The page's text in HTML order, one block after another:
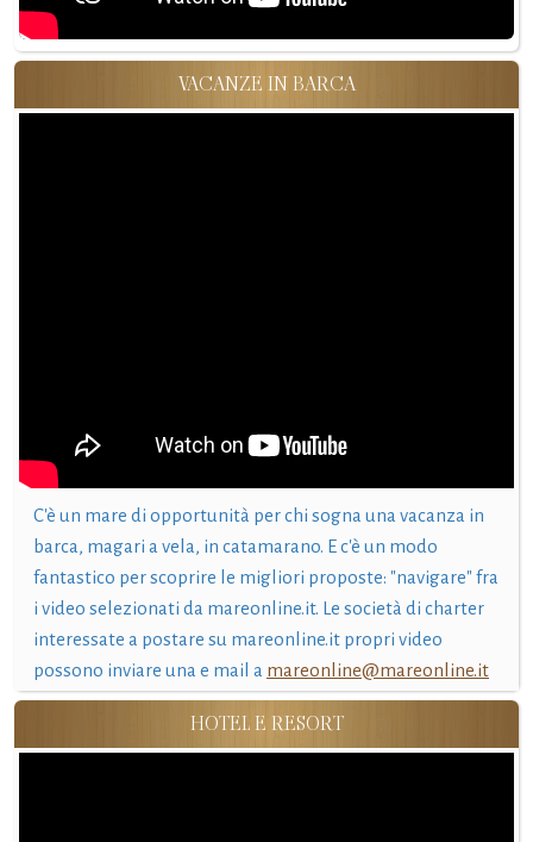
VACANZE IN BARCA
C'è un mare di opportunità per chi sogna una vacanza in
barca, magari a vela, in catamarano. E c'è un modo
fantastico per scoprire le migliori proposte: "navigare" fra
i video selezionati da mareonline.it. Le società di charter
interessate a postare su mareonline.it propri video
possono inviare una e mail a mareonline@mareonline.it
HOTEL E RESORT